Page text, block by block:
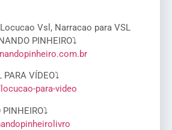
Vsl, Narracao para VSL
PINHEIRO⤵
PARA VÍDEO⤵
para-video